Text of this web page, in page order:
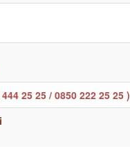
444 25 25 / 0850 222 25 25 )